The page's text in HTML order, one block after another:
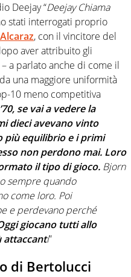
Deejay “Deejay Chiama
stati interrogati proprio
Alcaraz, con il vincitore del
aver attribuito gli
a parlato anche di come il
una maggiore uniformità
10 meno competitiva
se vai a vedere la
dieci avevano vinto
più equilibrio e i primi
non perdono mai. Loro
il tipo di gioco. Bjorn
sempre quando
come loro. Poi
e perdevano perché
giocano tutti allo
attaccanti”
di Bertolucci